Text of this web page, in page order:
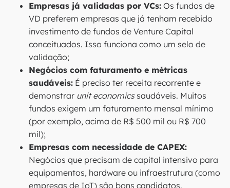
Empresas já validadas por VCs: Os fundos de
VD preferem empresas que já tenham recebido
investimento de fundos de Venture Capital
conceituados. Isso funciona como um selo de
validação;
Negócios com faturamento e métricas
saudáveis: É preciso ter receita recorrente e
demonstrar unit economicssaudáveis. Muitos
fundos exigem um faturamento mensal mínimo
(por exemplo, acima de R$ 500 mil ou R$ 700
mil);
Empresas com necessidade de CAPEX:
Negócios que precisam de capital intensivo para
equipamentos, hardware ou infraestrutura (como
empresas de IoT) são bons candidatos.